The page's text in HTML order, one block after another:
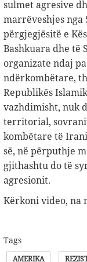
sulmet agresive
marrëveshjes nga
përgjegjësitë e
Bashkuara dhe të
organizate ndaj
ndërkombëtare,
Republikës
vazhdimisht, nuk
territorial,
kombëtare të
së, në përputhje
gjithashtu do të
agresionit.
Kërkoni video, na
Tags
AMERIKA